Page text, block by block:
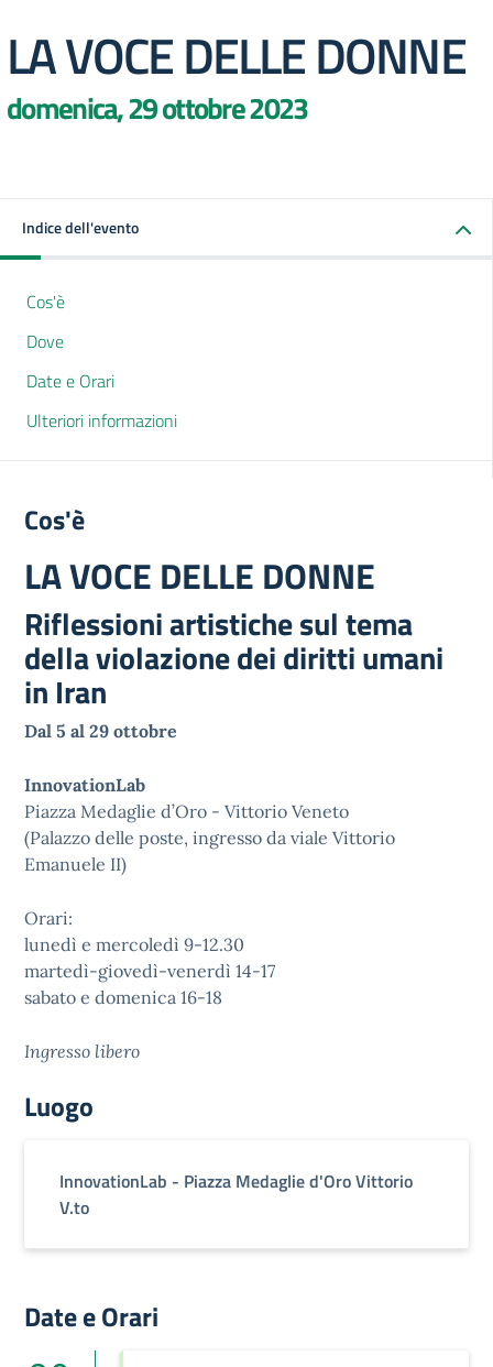
LA VOCE DELLE DONNE
domenica, 29 ottobre 2023
Indice dell'evento
Cos'è
Dove
Date e Orari
Ulteriori informazioni
Cos'è
LA VOCE DELLE DONNE
Riflessioni artistiche sul tema
della violazione dei diritti umani
in Iran
Dal 5 al 29 ottobre
InnovationLab
Piazza Medaglie d’Oro - Vittorio Veneto
(Palazzo delle poste, ingresso da viale Vittorio
Emanuele II)
Orari:
lunedì e mercoledì 9-12.30
martedì-giovedì-venerdì 14-17
sabato e domenica 16-18
Ingresso libero
Luogo
InnovationLab - Piazza Medaglie d'Oro Vittorio
V.to
Date e Orari